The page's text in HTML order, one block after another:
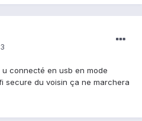
connecté en usb en mode
secure du voisin ça ne marchera